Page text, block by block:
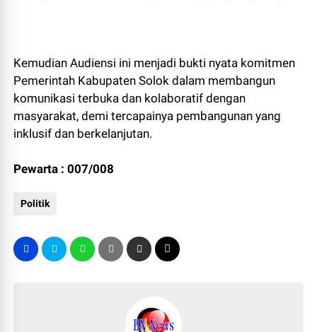
Kemudian Audiensi ini menjadi bukti nyata komitmen
Pemerintah Kabupaten Solok dalam membangun
komunikasi terbuka dan kolaboratif dengan
masyarakat, demi tercapainya pembangunan yang
inklusif dan berkelanjutan.
Pewarta : 007/008
Politik